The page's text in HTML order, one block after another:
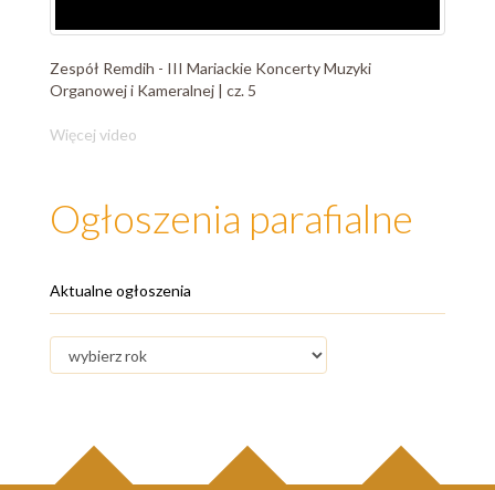
Zespół Remdih - III Mariackie Koncerty Muzyki
Organowej i Kameralnej | cz. 5
Więcej video
Ogłoszenia parafialne
Aktualne ogłoszenia